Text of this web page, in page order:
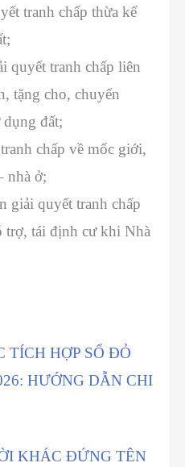
tranh chấp thừa kế
;
quyết tranh chấp liên
tặng cho, chuyển
đất;
tranh chấp về mốc giới,
nhà ở;
giải quyết tranh chấp
trợ, tái định cư khi Nhà
TÍCH HỢP SỔ ĐỎ
HƯỚNG DẪN CHI
KHÁC ĐỨNG TÊN